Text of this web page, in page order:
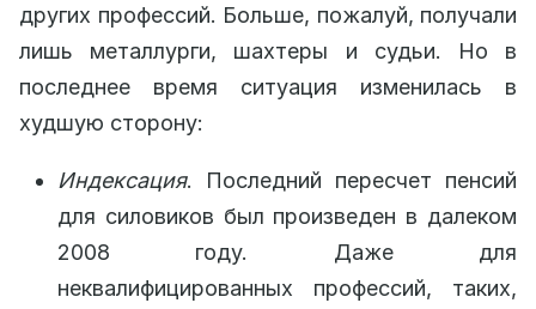
других профессий. Больше, пожалуй, получали
лишь металлурги, шахтеры и судьи. Но в
последнее время ситуация изменилась в
худшую сторону:
Индексация. Последний пересчет пенсий
для силовиков был произведен в далеком
2008 году. Даже для
неквалифицированных профессий, таких,